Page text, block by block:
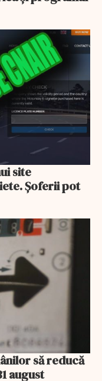
site
Șoferii pot
să reducă
august